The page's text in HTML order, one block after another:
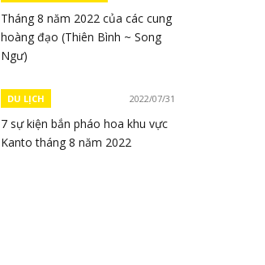
Tháng 8 năm 2022 của các cung
hoàng đạo (Thiên Bình ~ Song
Ngư)
DU LỊCH 2022/07/31
7 sự kiện bắn pháo hoa khu vực
Kanto tháng 8 năm 2022